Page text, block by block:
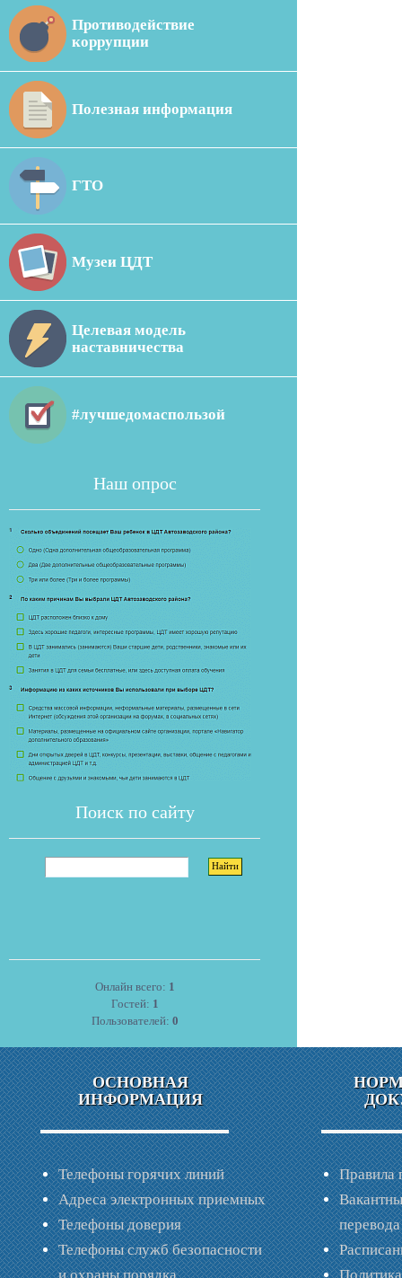
Противодействие
коррупции
Полезная информация
ГТО
Музеи ЦДТ
Целевая модель
наставничества
#лучшедомаспользой
Наш опрос
Поиск по сайту
Онлайн всего: 1
Гостей: 1
Пользователей: 0
ОСНОВНАЯ
ИНФОРМАЦИЯ
Телефоны горячих линий
Адреса электронных приемных
Телефоны доверия
Телефоны служб безопасности
Правила
перевода